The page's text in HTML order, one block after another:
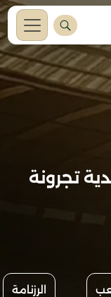
تجرونة
الرزنامة